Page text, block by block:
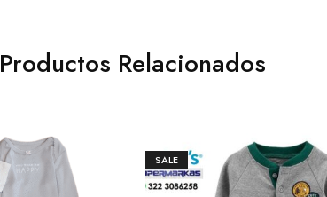
Productos Relacionados
SALE